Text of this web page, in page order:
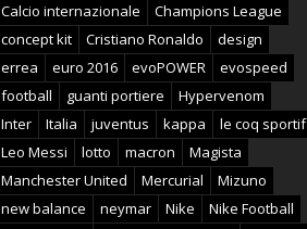
Calcio internazionale
Champions League
concept kit
Cristiano Ronaldo
design
errea
euro 2016 evoPOWER
evospeed
football
guanti portiere
Hypervenom
Inter
Italia juventus kappa
le coq sportif
Leo Messi
lotto macron
Magista
Manchester United
Mercurial
Mizuno
new balance
neymar Nike
Nike Football